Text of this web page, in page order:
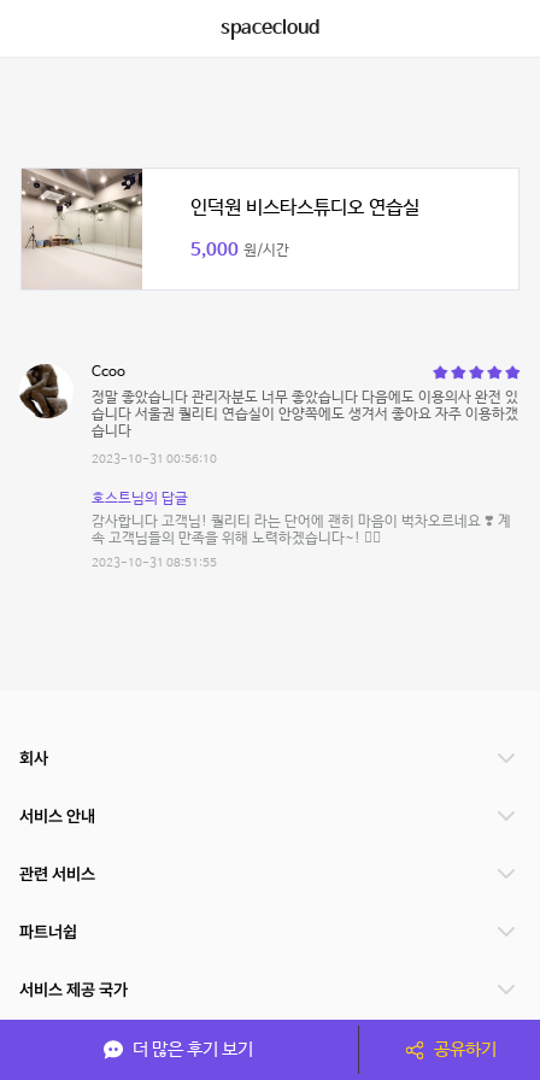
spacecloud
인덕원 비스타스튜디오 연습실
5,000 원/시간
Ccoo
정말 좋았습니다 관리자분도 너무 좋았습니다 다음에도 이용의사 완전 있
습니다 서울권 퀄리티 연습실이 안양쪽에도 생겨서 좋아요 자주 이용하갰
습니다
2023-10-31 00:56:10
호스트님의 답글
감사합니다 고객님! 퀄리티 라는 단어에 괜히 마음이 벅차오르네요 ❣️ 계
속 고객님들의 만족을 위해 노력하겠습니다~! 🙆‍♀️
2023-10-31 08:51:55
더 많은 후기 보기 공유하기
회사
서비스 안내
관련 서비스
파트너쉽
서비스 제공 국가